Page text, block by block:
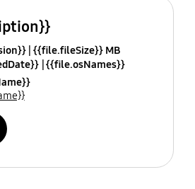
{{file.fileSize}} MB
{{file.osNames}}